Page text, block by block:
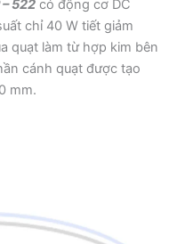
522 có động cơ DC
chỉ 40 W tiết giảm
quạt làm từ hợp kim bên
cánh quạt được tạo
mm.